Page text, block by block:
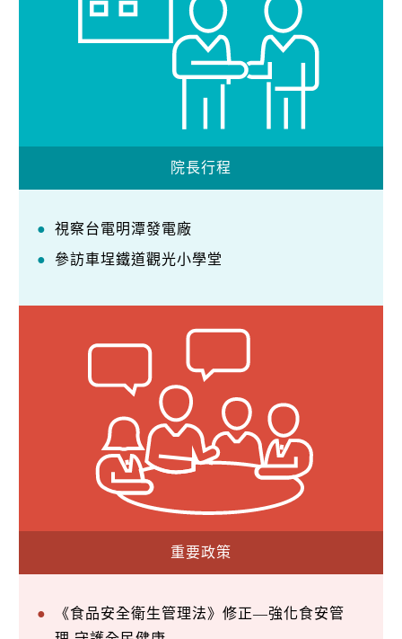
院長行程
視察台電明潭發電廠
參訪車埕鐵道觀光小學堂
重要政策
《食品安全衛生管理法》修正—強化食安管